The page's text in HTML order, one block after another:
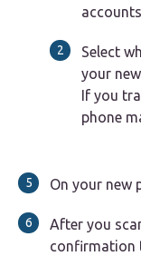
Select
your
If you
phone
On your new
After you
confirmation